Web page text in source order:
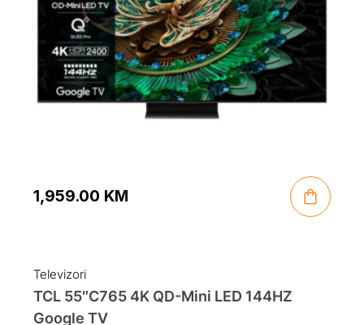
1,959.00 KM
Televizori
TCL 55″C765 4K QD-Mini LED 144HZ
Google TV